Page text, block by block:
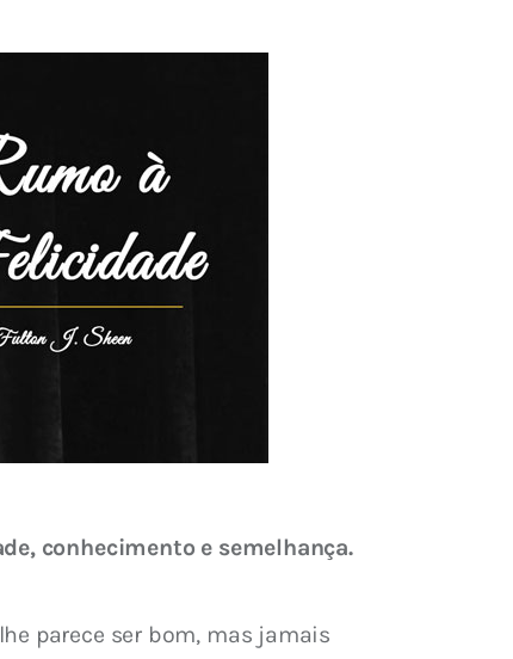
conhecimento e semelhança.
parece ser bom, mas jamais